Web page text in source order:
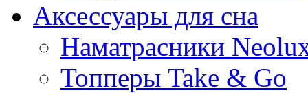
Аксессуары для сна
Наматрасники
Топперы Take & Go